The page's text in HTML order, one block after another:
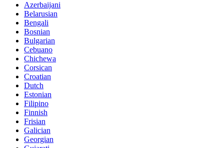
Azerbaijani
Belarusian
Bengali
Bosnian
Bulgarian
Cebuano
Chichewa
Corsican
Croatian
Dutch
Estonian
Filipino
Finnish
Frisian
Galician
Georgian